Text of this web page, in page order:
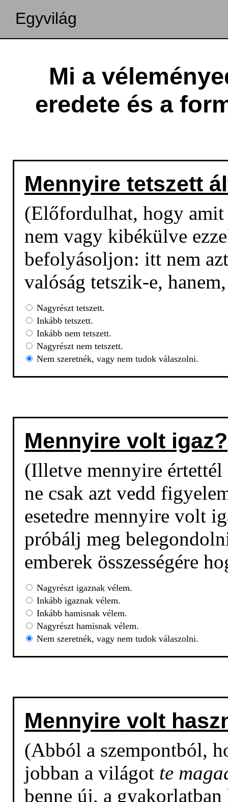
Egyvilág
Mi a
eredete és a
Mennyire tetszett
(Előfordulhat, hogy amit
nem vagy kibékülve
befolyásoljon: itt nem
valóság tetszik-e,
Nagyrészt tetszett.
Inkább tetszett.
Inkább nem tetszett.
Nagyrészt nem tetszett.
Nem szeretnék, vagy nem tudok válaszolni.
Mennyire volt igaz?
(Illetve mennyire
ne csak azt vedd
esetedre mennyire volt
próbálj meg
emberek összességére
Nagyrészt igaznak vélem.
Inkább igaznak vélem.
Inkább hamisnak vélem.
Nagyrészt hamisnak vélem.
Nem szeretnék, vagy nem tudok válaszolni.
Mennyire volt
(Abból a szempontból,
jobban a világot te
benne új, a